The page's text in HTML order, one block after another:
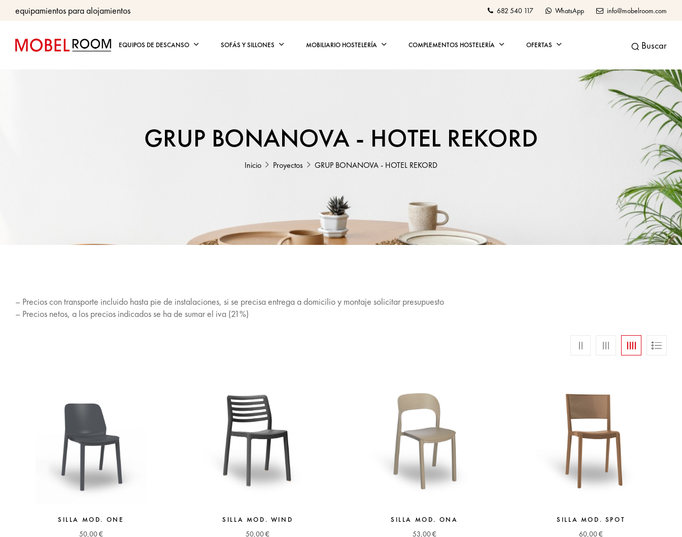
equipamientos para alojamientos 682 540 117 WhatsApp info@mobelroom.com
EQUIPOS DE DESCANSO SOFÁS Y SILLONES MOBILIARIO HOSTELERÍA COMPLEMENTOS HOSTELERÍA OFERTAS Buscar
GRUP BONANOVA - HOTEL REKORD
Inicio Proyectos GRUP BONANOVA - HOTEL REKORD
– Precios con transporte incluido hasta pie de instalaciones, si se precisa entrega a domicilio y montaje solicitar presupuesto
– Precios netos, a los precios indicados se ha de sumar el iva (21%)
SILLA MOD. ONE
50,00€
SILLA MOD. WIND
50,00€
SILLA MOD. ONA
53,00€
SILLA MOD. SPOT
60,00€